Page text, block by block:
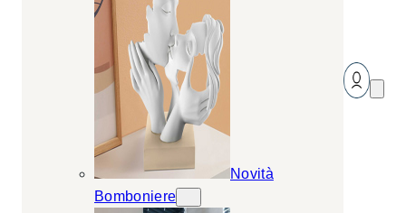
Novità
Bomboniere